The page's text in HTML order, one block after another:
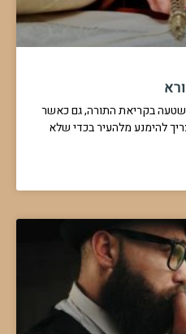
מה מברכים על סלט פירות
ברך